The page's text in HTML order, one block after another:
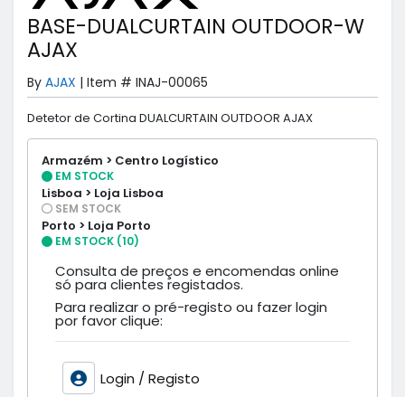
BASE-DUALCURTAIN OUTDOOR-W
AJAX
By AJAX | Item # INAJ-00065
Detetor de Cortina DUALCURTAIN OUTDOOR AJAX
Armazém > Centro Logístico
EM STOCK
Lisboa > Loja Lisboa
SEM STOCK
Porto > Loja Porto
EM STOCK (10)
Consulta de preços e encomendas online
só para clientes registados.
Para realizar o pré-registo ou fazer login
por favor clique:
Login / Registo